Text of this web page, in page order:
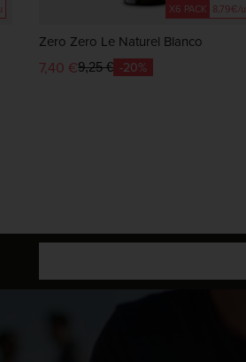
X6 PACK 8,79€/u
Zero Zero Le Naturel Blanco
7,40 €9,25 € -20%